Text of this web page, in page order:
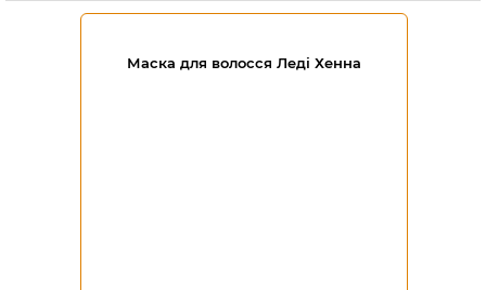
Маска для волосся Леді Хенна